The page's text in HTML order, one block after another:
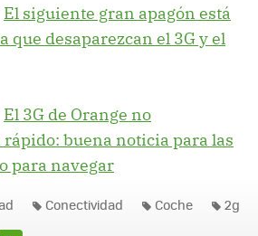
El siguiente gran apagón está
que desaparezcan el 3G y el
El 3G de Orange no
buena noticia para las
para navegar
Conectividad Coche 2g